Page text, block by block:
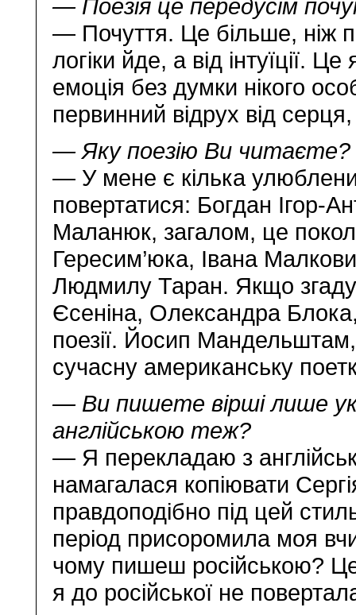
— Поезія це передусім
— Почуття. Це більше, ніж
логіки йде, а від інтуїції.
емоція без думки нікого
первинний відрух від
— Яку поезію Ви читаєте?
— У мене є кілька
повертатися: Богдан Ігор-
Маланюк, загалом, це
Гересим’юка, Івана
Людмилу Таран. Якщо
Єсеніна, Олександра
поезії. Йосип
сучасну американську
— Ви пишете вірші лише
англійською теж?
— Я перекладаю з
намагалася копіювати
правдоподібно під цей
період присоромила моя
чому пишеш російською?
я до російської не